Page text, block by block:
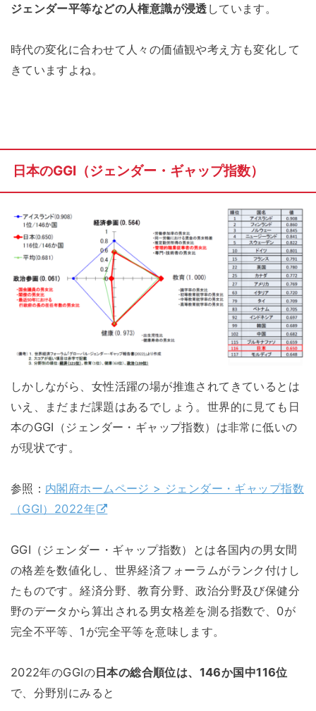
ジェンダー平等などの人権意識が浸透 しています。
時代の変化に合わせて人々の価値観や考え方も変化して
きていますよね。
日本のGGI（ジェンダー・ギャップ指数）
しかしながら、女性活躍の場が推進されてきているとは
いえ、まだまだ課題はあるでしょう。世界的に見ても日
本のGGI（ジェンダー・ギャップ指数）は非常に低いの
が現状です。
参照： 内閣府ホームページ > ジェンダー・ギャップ指数
（GGI）2022年
GGI（ジェンダー・ギャップ指数）とは各国内の男女間
の格差を数値化し、世界経済フォーラムがランク付けし
たものです。経済分野、教育分野、政治分野及び保健分
野のデータから算出される男女格差を測る指数で、0が
完全不平等、1が完全平等を意味します。
2022年のGGIの日本の総合順位は、146か国中116位
で、分野別にみると